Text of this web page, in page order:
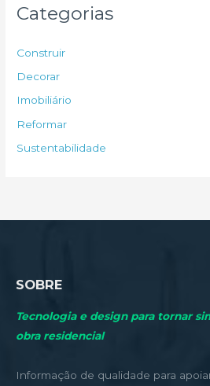
p
o
r
Categorias
Construir
Decorar
Imobiliário
Reformar
Sustentabilidade
SOBRE
Tecnologia e design para tornar
obra residencial
Informação de qualidade para